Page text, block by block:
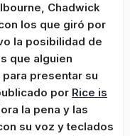
Chadwick
los que giró por
la posibilidad de
que alguien
presentar su
por Rice is
la pena y las
su voz y teclados